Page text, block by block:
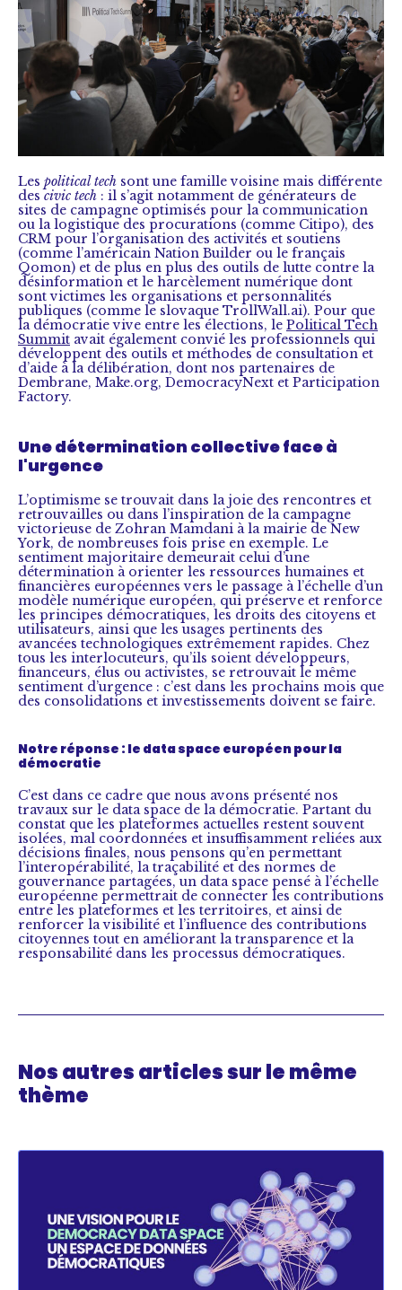
Les political tech sont une famille voisine mais différente
des civic tech : il s’agit notamment de générateurs de
sites de campagne optimisés pour la communication
ou la logistique des procurations (comme Citipo), des
CRM pour l’organisation des activités et soutiens
(comme l’américain Nation Builder ou le français
Qomon) et de plus en plus des outils de lutte contre la
désinformation et le harcèlement numérique dont
sont victimes les organisations et personnalités
publiques (comme le slovaque TrollWall.ai). Pour que
la démocratie vive entre les élections, le Political Tech
Summit avait également convié les professionnels qui
développent des outils et méthodes de consultation et
d’aide à la délibération, dont nos partenaires de
Dembrane, Make.org, DemocracyNext et Participation
Factory.
Une détermination collective face à
l'urgence
L’optimisme se trouvait dans la joie des rencontres et
retrouvailles ou dans l’inspiration de la campagne
victorieuse de Zohran Mamdani à la mairie de New
York, de nombreuses fois prise en exemple. Le
sentiment majoritaire demeurait celui d’une
détermination à orienter les ressources humaines et
financières européennes vers le passage à l’échelle d’un
modèle numérique européen, qui préserve et renforce
les principes démocratiques, les droits des citoyens et
utilisateurs, ainsi que les usages pertinents des
avancées technologiques extrêmement rapides. Chez
tous les interlocuteurs, qu’ils soient développeurs,
financeurs, élus ou activistes, se retrouvait le même
sentiment d’urgence : c’est dans les prochains mois que
des consolidations et investissements doivent se faire.
Notre réponse : le data space européen pour la
démocratie
C’est dans ce cadre que nous avons présenté nos
travaux sur le data space de la démocratie. Partant du
constat que les plateformes actuelles restent souvent
isolées, mal coordonnées et insuffisamment reliées aux
décisions finales, nous pensons qu’en permettant
l’interopérabilité, la traçabilité et des normes de
gouvernance partagées, un data space pensé à l’échelle
européenne permettrait de connecter les contributions
entre les plateformes et les territoires, et ainsi de
renforcer la visibilité et l’influence des contributions
citoyennes tout en améliorant la transparence et la
responsabilité dans les processus démocratiques.
Nos autres articles sur le même
thème